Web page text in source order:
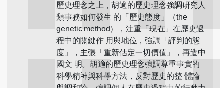
歷史理念之上，胡適的歷史理念強調研究人
類事務如何發生 的「歷史態度」（the
genetic method），注重「現在」在歷史過
程中的關鍵作 用與地位，強調「評判的態
度」，主張「重新估定一切價值」，再造中
國文 明。胡適的歷史理念強調尊重事實的
科學精神與科學方法，反對歷史的整 體論